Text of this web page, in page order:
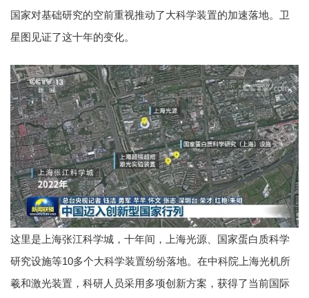
国家对基础研究的空前重视推动了大科学装置的加速落地。卫
星图见证了这十年的变化。
这里是上海张江科学城，十年间，上海光源、国家蛋白质科学
研究设施等10多个大科学装置纷纷落地。在中科院上海光机所
羲和激光装置，科研人员采用多项创新方案，获得了当前国际